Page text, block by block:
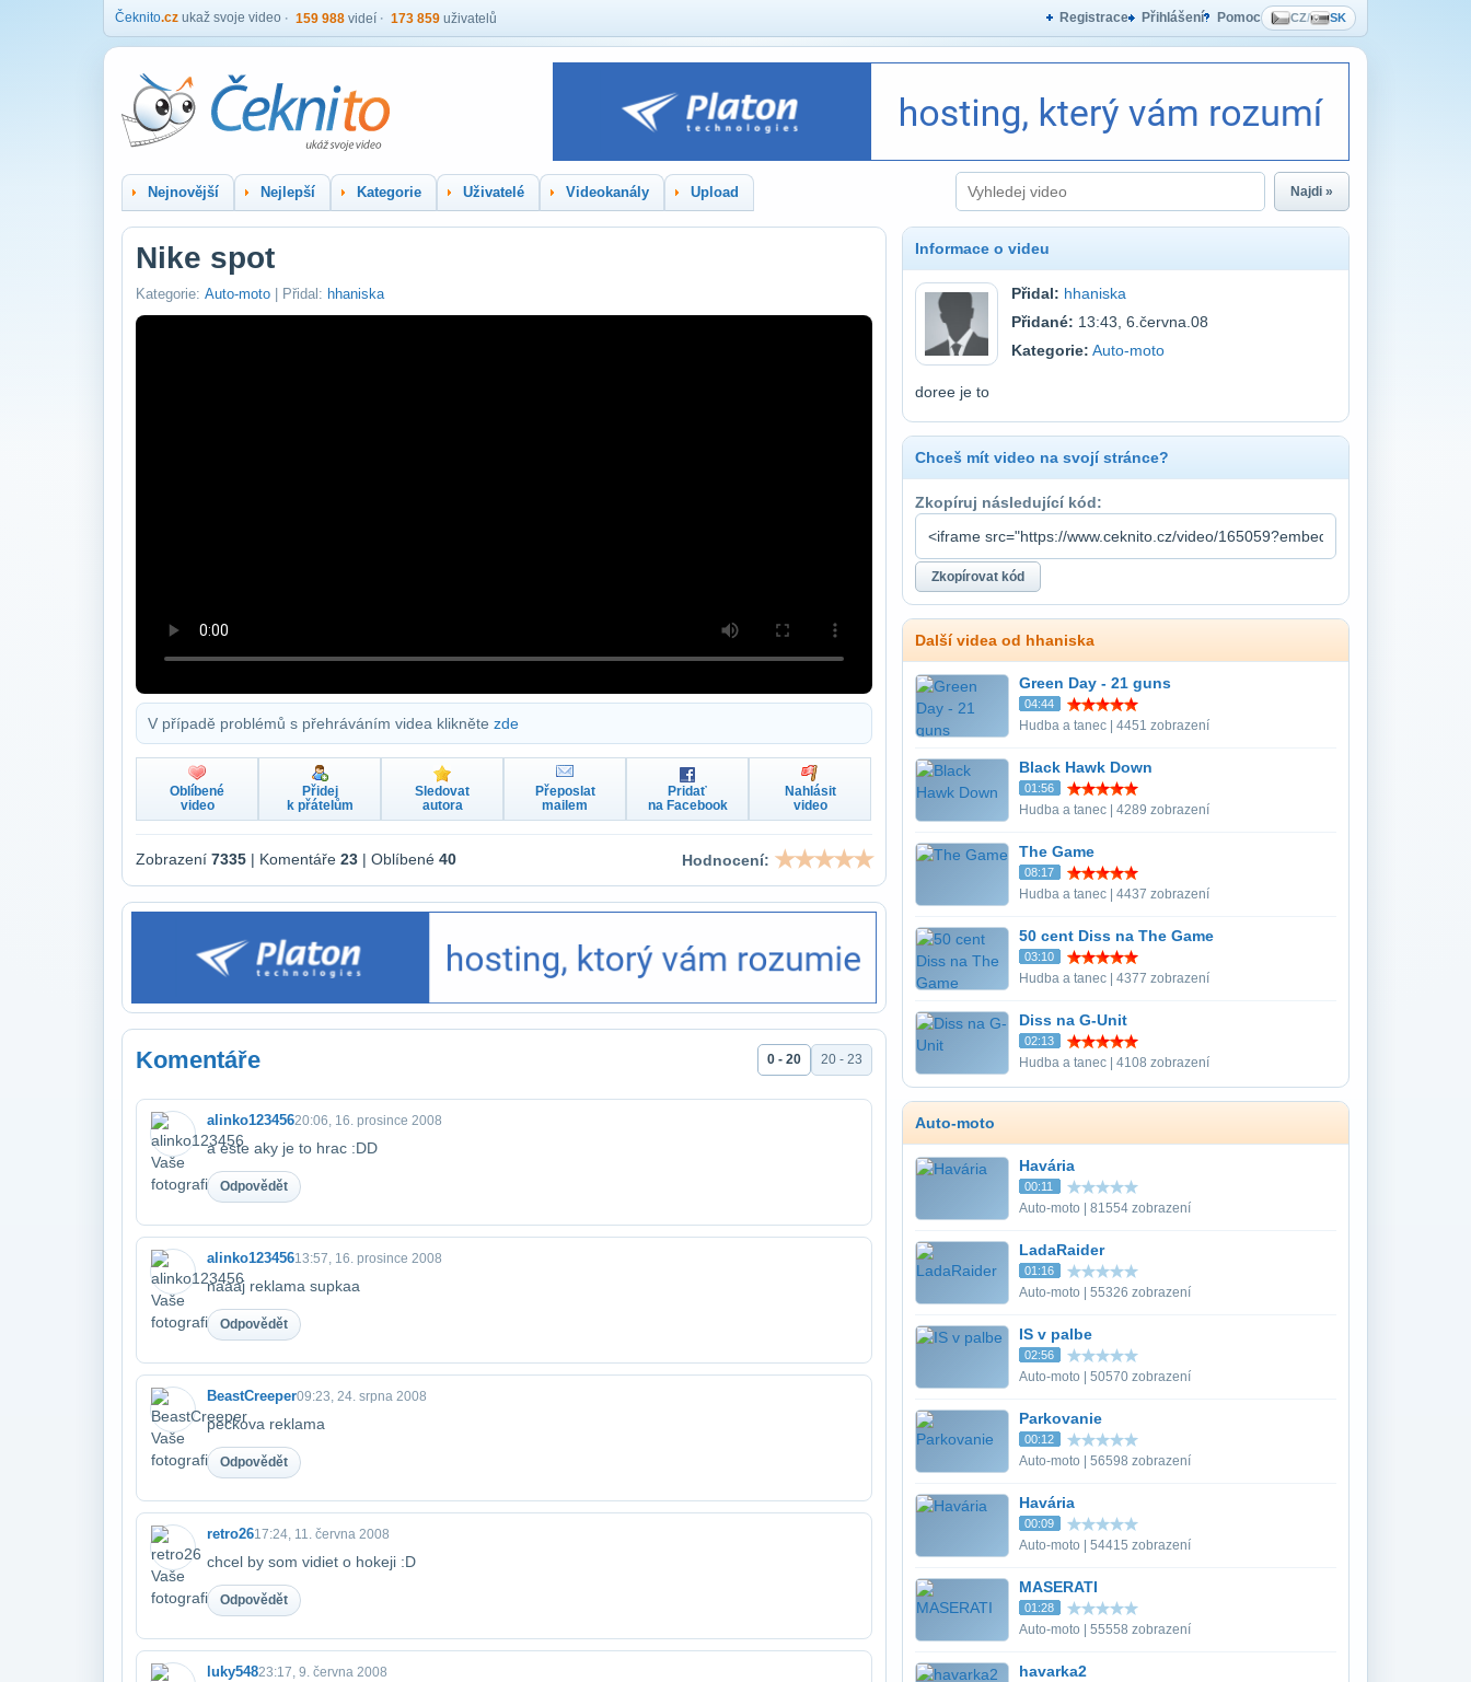
Čeknito.cz ukaž svoje video 159 988 videí 173 859 uživatelů Registrace Přihlášení Pomoc CZ/ SK
Nejnovější Nejlepší Kategorie Uživatelé Videokanály Upload Najdi »
Nike spot
Kategorie: Auto-moto | Přidal: hhaniska
V případě problémů s přehráváním videa klikněte zde
Oblíbené
video
Přidej
k přátelům
Sledovat
autora
Přeposlat
mailem
Pridať
na Facebook
Nahlásit
video
Zobrazení 7335 | Komentáře 23 | Oblíbené 40 Hodnocení:
Komentáře 0 - 20 20 - 23
alinko12345620:06, 16. prosince 2008
a este aky je to hrac :DD
Odpovědět
alinko12345613:57, 16. prosince 2008
naaaj reklama supkaa
Odpovědět
BeastCreeper09:23, 24. srpna 2008
peckova reklama
Odpovědět
retro2617:24, 11. června 2008
chcel by som vidiet o hokeji :D
Odpovědět
luky54823:17, 9. června 2008
Informace o videu
Přidal: hhaniska
Přidané: 13:43, 6.června.08
Kategorie: Auto-moto
doree je to
Chceš mít video na svojí stránce?
Zkopíruj následující kód:
Další videa od hhaniska
Green Day - 21 guns
04:44
Hudba a tanec | 4451 zobrazení
Black Hawk Down
01:56
Hudba a tanec | 4289 zobrazení
The Game
08:17
Hudba a tanec | 4437 zobrazení
50 cent Diss na The Game
03:10
Hudba a tanec | 4377 zobrazení
Diss na G-Unit
02:13
Hudba a tanec | 4108 zobrazení
Auto-moto
Havária
00:11
Auto-moto | 81554 zobrazení
LadaRaider
01:16
Auto-moto | 55326 zobrazení
IS v palbe
02:56
Auto-moto | 50570 zobrazení
Parkovanie
00:12
Auto-moto | 56598 zobrazení
Havária
00:09
Auto-moto | 54415 zobrazení
MASERATI
01:28
Auto-moto | 55558 zobrazení
havarka2